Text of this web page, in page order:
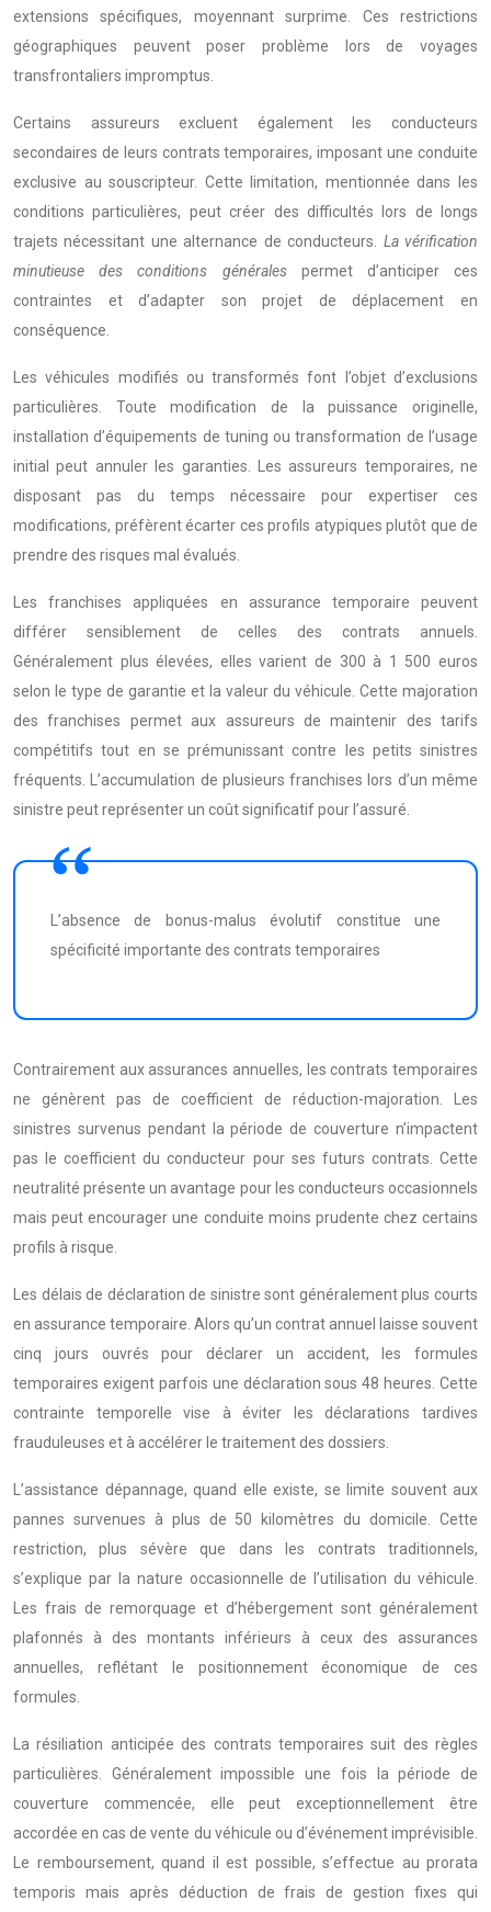
extensions spécifiques, moyennant surprime. Ces restrictions
géographiques peuvent poser problème lors de voyages
transfrontaliers impromptus.
Certains assureurs excluent également les conducteurs
secondaires de leurs contrats temporaires, imposant une conduite
exclusive au souscripteur. Cette limitation, mentionnée dans les
conditions particulières, peut créer des difficultés lors de longs
trajets nécessitant une alternance de conducteurs. La vérification
minutieuse des conditions généralespermet d’anticiper ces
contraintes et d’adapter son projet de déplacement en
conséquence.
Les véhicules modifiés ou transformés font l’objet d’exclusions
particulières. Toute modification de la puissance originelle,
installation d’équipements de tuning ou transformation de l’usage
initial peut annuler les garanties. Les assureurs temporaires, ne
disposant pas du temps nécessaire pour expertiser ces
modifications, préfèrent écarter ces profils atypiques plutôt que de
prendre des risques mal évalués.
Les franchises appliquées en assurance temporaire peuvent
différer sensiblement de celles des contrats annuels.
Généralement plus élevées, elles varient de 300 à 1 500 euros
selon le type de garantie et la valeur du véhicule. Cette majoration
des franchises permet aux assureurs de maintenir des tarifs
compétitifs tout en se prémunissant contre les petits sinistres
fréquents. L’accumulation de plusieurs franchises lors d’un même
sinistre peut représenter un coût significatif pour l’assuré.
L’absence de bonus-malus évolutif constitue une
spécificité importante des contrats temporaires
Contrairement aux assurances annuelles, les contrats temporaires
ne génèrent pas de coefficient de réduction-majoration. Les
sinistres survenus pendant la période de couverture n’impactent
pas le coefficient du conducteur pour ses futurs contrats. Cette
neutralité présente un avantage pour les conducteurs occasionnels
mais peut encourager une conduite moins prudente chez certains
profils à risque.
Les délais de déclaration de sinistre sont généralement plus courts
en assurance temporaire. Alors qu’un contrat annuel laisse souvent
cinq jours ouvrés pour déclarer un accident, les formules
temporaires exigent parfois une déclaration sous 48 heures. Cette
contrainte temporelle vise à éviter les déclarations tardives
frauduleuses et à accélérer le traitement des dossiers.
L’assistance dépannage, quand elle existe, se limite souvent aux
pannes survenues à plus de 50 kilomètres du domicile. Cette
restriction, plus sévère que dans les contrats traditionnels,
s’explique par la nature occasionnelle de l’utilisation du véhicule.
Les frais de remorquage et d’hébergement sont généralement
plafonnés à des montants inférieurs à ceux des assurances
annuelles, reflétant le positionnement économique de ces
formules.
La résiliation anticipée des contrats temporaires suit des règles
particulières. Généralement impossible une fois la période de
couverture commencée, elle peut exceptionnellement être
accordée en cas de vente du véhicule ou d’événement imprévisible.
Le remboursement, quand il est possible, s’effectue au prorata
temporis mais après déduction de frais de gestion fixes qui